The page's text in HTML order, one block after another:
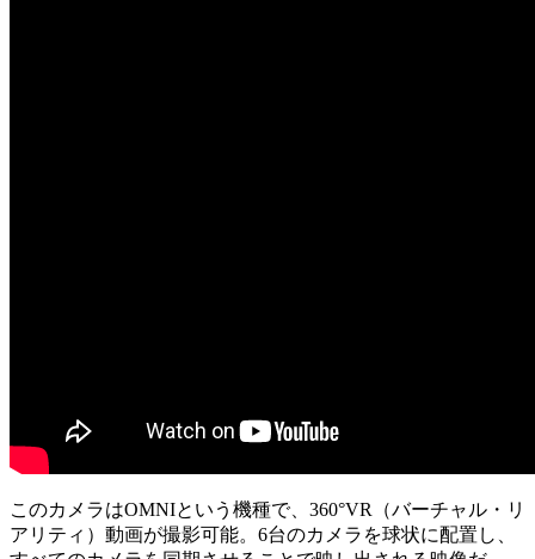
このカメラはOMNIという機種で、360°VR（バーチャル・リ
アリティ）動画が撮影可能。6台のカメラを球状に配置し、